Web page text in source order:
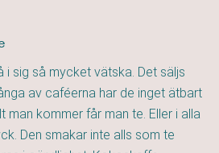
i sig så mycket vätska. Det säljs
av caféerna har de inget ätbart
man kommer får man te. Eller i alla
Den smakar inte alls som te